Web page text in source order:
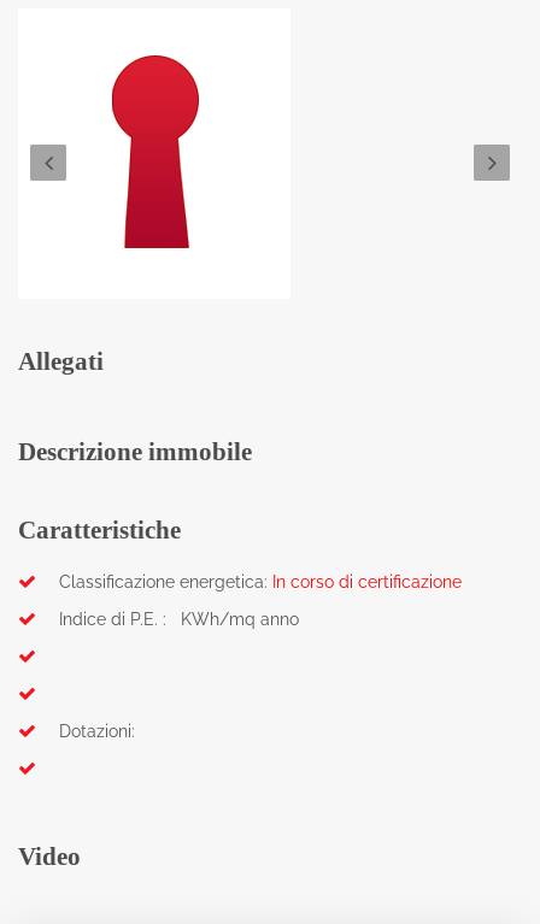
Allegati
Descrizione immobile
Caratteristiche
Classificazione energetica: In corso di certificazione
Indice di P.E. : KWh/mq anno
Dotazioni:
Video